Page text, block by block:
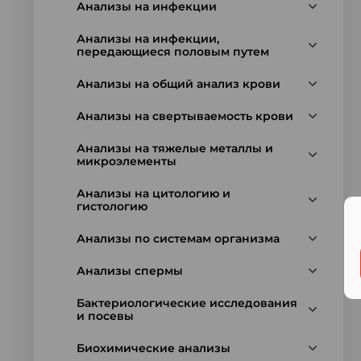
Анализы на инфекции
Анализы на инфекции,
передающиеся половым путем
Анализы на общий анализ крови
Анализы на свертываемость крови
Анализы на тяжелые металлы и
микроэлементы
Анализы на цитологию и
гистологию
Анализы по системам организма
Анализы спермы
Бактериологические исследования
и посевы
Биохимические анализы